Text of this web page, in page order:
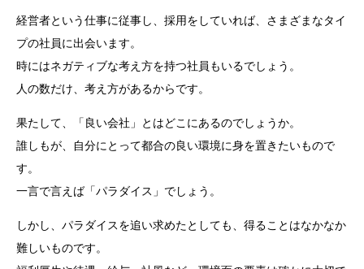
経営者という仕事に従事し、採用をしていれば、さまざまなタイ
プの社員に出会います。
時にはネガティブな考え方を持つ社員もいるでしょう。
人の数だけ、考え方があるからです。
果たして、「良い会社」とはどこにあるのでしょうか。
誰しもが、自分にとって都合の良い環境に身を置きたいもので
す。
一言で言えば「パラダイス」でしょう。
しかし、パラダイスを追い求めたとしても、得ることはなかなか
難しいものです。